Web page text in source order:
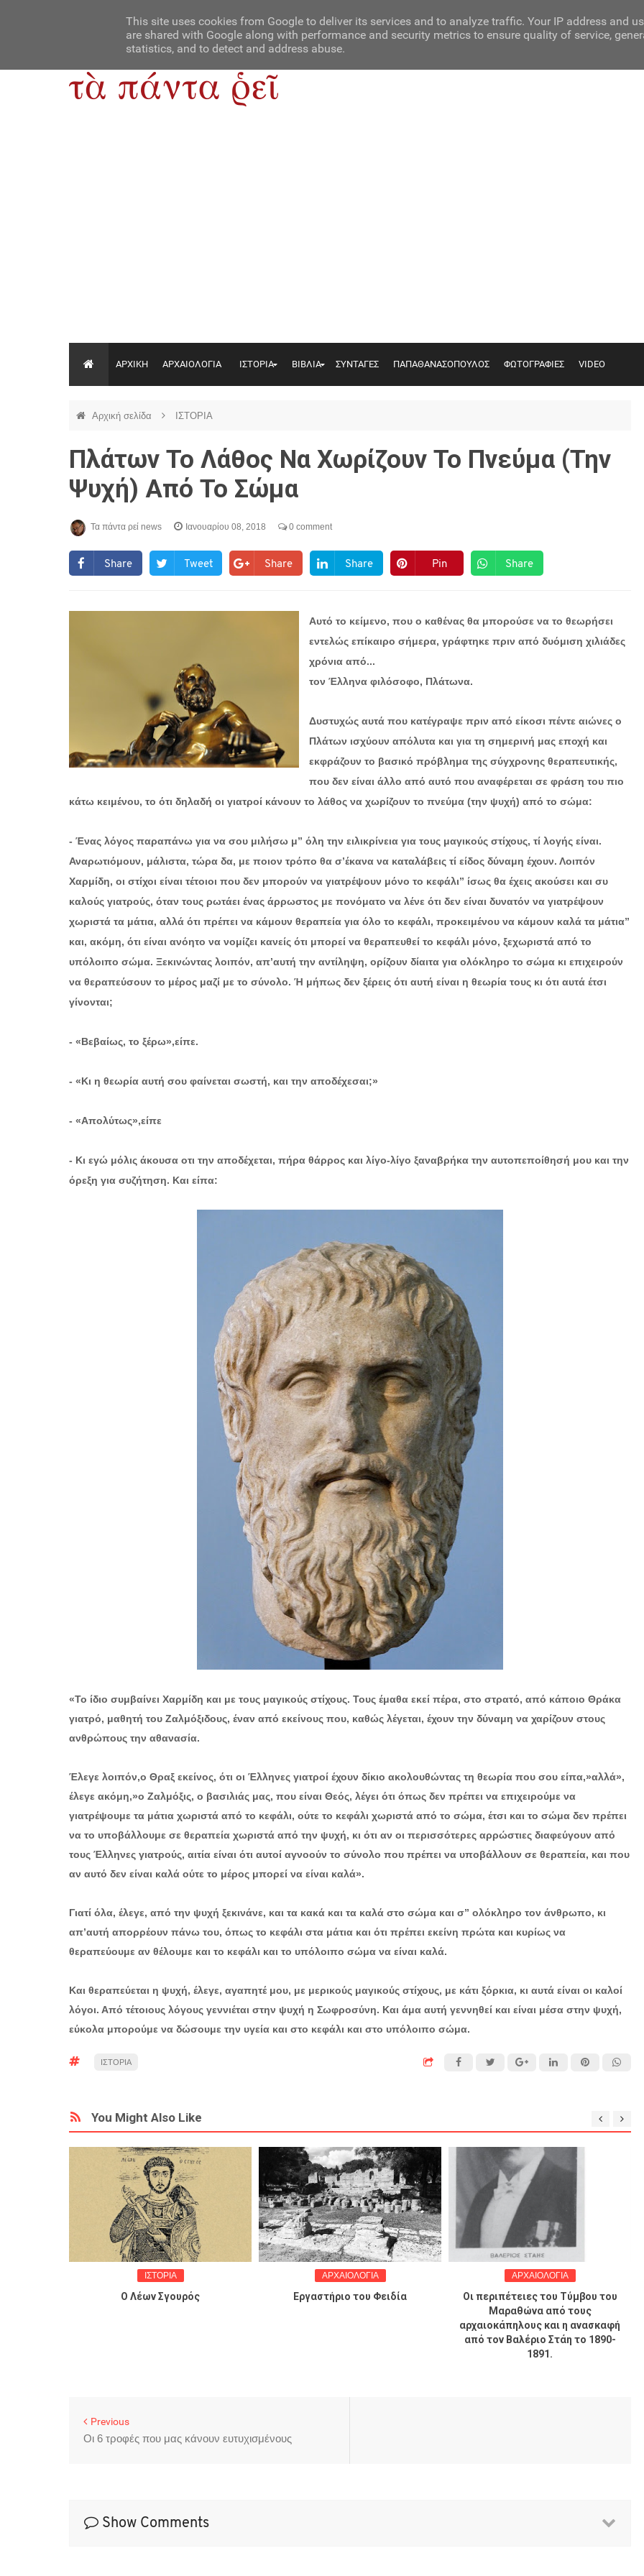
Contact Us About Us
ΑΡΧΙΚΗ ΑΡΧΑΙΟΛΟΓΙΑ ΙΣΤΟΡΙΑ ΒΙΒΛΙΑ ΣΥΝΤΑΓΕΣ ΠΑΠΑΘΑΝΑΣΟΠΟΥΛΟΣ ΦΩΤΟΓΡΑΦΙΕΣ VIDEO
Αρχική σελίδα ΙΣΤΟΡΙΑ
Πλάτων Το Λάθος Να Χωρίζουν Το Πνεύμα (την
Ψυχή) Από Το Σώμα
Τα πάντα ρεί news Ιανουαρίου 08, 2018 0 comment
Share Tweet Share Share Pin Share
Αυτό το κείμενο, που ο καθένας θα μπορούσε να το θεωρήσει
εντελώς επίκαιρο σήμερα, γράφτηκε πριν από δυόμιση χιλιάδες
χρόνια από...
τον Έλληνα φιλόσοφο, Πλάτωνα.
Δυστυχώς αυτά που κατέγραψε πριν από είκοσι πέντε αιώνες ο
Πλάτων ισχύουν απόλυτα και για τη σημερινή μας εποχή και
εκφράζουν το βασικό πρόβλημα της σύγχρονης θεραπευτικής,
που δεν είναι άλλο από αυτό που αναφέρεται σε φράση του πιο
κάτω κειμένου, το ότι δηλαδή οι γιατροί κάνουν το λάθος να χωρίζουν το πνεύμα (την ψυχή) από το σώμα:
- Ένας λόγος παραπάνω για να σου μιλήσω μ” όλη την ειλικρίνεια για τους μαγικούς στίχους, τί λογής είναι.
Αναρωτιόμουν, μάλιστα, τώρα δα, με ποιον τρόπο θα σ’έκανα να καταλάβεις τί είδος δύναμη έχουν. Λοιπόν
Χαρμίδη, οι στίχοι είναι τέτοιοι που δεν μπορούν να γιατρέψουν μόνο το κεφάλι” ίσως θα έχεις ακούσει και συ
καλούς γιατρούς, όταν τους ρωτάει ένας άρρωστος με πονόματο να λένε ότι δεν είναι δυνατόν να γιατρέψουν
χωριστά τα μάτια, αλλά ότι πρέπει να κάμουν θεραπεία για όλο το κεφάλι, προκειμένου να κάμουν καλά τα μάτια”
και, ακόμη, ότι είναι ανόητο να νομίζει κανείς ότι μπορεί να θεραπευθεί το κεφάλι μόνο, ξεχωριστά από το
υπόλοιπο σώμα. Ξεκινώντας λοιπόν, απ’αυτή την αντίληψη, ορίζουν δίαιτα για ολόκληρο το σώμα κι επιχειρούν
να θεραπεύσουν το μέρος μαζί με το σύνολο. Ή μήπως δεν ξέρεις ότι αυτή είναι η θεωρία τους κι ότι αυτά έτσι
γίνονται;
- «Βεβαίως, το ξέρω»,είπε.
- «Κι η θεωρία αυτή σου φαίνεται σωστή, και την αποδέχεσαι;»
- «Απολύτως»,είπε
- Κι εγώ μόλις άκουσα οτι την αποδέχεται, πήρα θάρρος και λίγο-λίγο ξαναβρήκα την αυτοπεποίθησή μου και την
όρεξη για συζήτηση. Και είπα:
«Το ίδιο συμβαίνει Χαρμίδη και με τους μαγικούς στίχους. Τους έμαθα εκεί πέρα, στο στρατό, από κάποιο Θράκα
γιατρό, μαθητή του Ζαλμόξιδους, έναν από εκείνους που, καθώς λέγεται, έχουν την δύναμη να χαρίζουν στους
ανθρώπους την αθανασία.
Έλεγε λοιπόν,ο Θραξ εκείνος, ότι οι Έλληνες γιατροί έχουν δίκιο ακολουθώντας τη θεωρία που σου είπα,»αλλά»,
έλεγε ακόμη,»ο Ζαλμόξις, ο βασιλιάς μας, που είναι Θεός, λέγει ότι όπως δεν πρέπει να επιχειρούμε να
γιατρέψουμε τα μάτια χωριστά από το κεφάλι, ούτε το κεφάλι χωριστά από το σώμα, έτσι και το σώμα δεν πρέπει
να το υποβάλλουμε σε θεραπεία χωριστά από την ψυχή, κι ότι αν οι περισσότερες αρρώστιες διαφεύγουν από
τους Έλληνες γιατρούς, αιτία είναι ότι αυτοί αγνοούν το σύνολο που πρέπει να υποβάλλουν σε θεραπεία, και που
αν αυτό δεν είναι καλά ούτε το μέρος μπορεί να είναι καλά».
Γιατί όλα, έλεγε, από την ψυχή ξεκινάνε, και τα κακά και τα καλά στο σώμα και σ” ολόκληρο τον άνθρωπο, κι
απ’αυτή απορρέουν πάνω του, όπως το κεφάλι στα μάτια και ότι πρέπει εκείνη πρώτα και κυρίως να
θεραπεύουμε αν θέλουμε και το κεφάλι και το υπόλοιπο σώμα να είναι καλά.
Και θεραπεύεται η ψυχή, έλεγε, αγαπητέ μου, με μερικούς μαγικούς στίχους, με κάτι ξόρκια, κι αυτά είναι οι καλοί
λόγοι. Από τέτοιους λόγους γεννιέται στην ψυχή η Σωφροσύνη. Και άμα αυτή γεννηθεί και είναι μέσα στην ψυχή,
εύκολα μπορούμε να δώσουμε την υγεία και στο κεφάλι και στο υπόλοιπο σώμα.
ΙΣΤΟΡΙΑ
You Might Also Like
ΙΣΤΟΡΙΑ
Ο Λέων Σγουρός
ΑΡΧΑΙΟΛΟΓΙΑ
Εργαστήριο του Φειδία
ΑΡΧΑΙΟΛΟΓΙΑ
Οι περιπέτειες του Τύμβου του
Μαραθώνα από τους
αρχαιοκάπηλους και η ανασκαφή
από τον Βαλέριο Στάη το 1890-
1891.
Previous
Οι 6 τροφές που μας κάνουν ευτυχισμένους
Show Comments
This site uses cookies from Google to deliver its services and to analyze traffic. Your IP address and
are shared with Google along with performance and security metrics to ensure quality of service,
statistics, and to detect and address abuse.